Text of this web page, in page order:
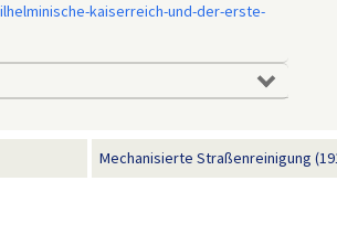
kaiserreich-und-der-erste-
Mechanisierte Straßenreinigung